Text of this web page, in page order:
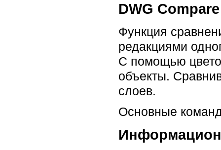
DWG Compare
Функция
редакциями
С помощью
объекты.
слоев.
Основные